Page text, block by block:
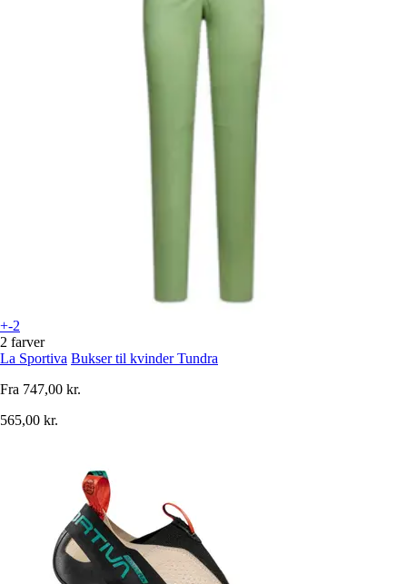
+-2
2 farver
La Sportiva Bukser til kvinder Tundra
Fra 747,00 kr.
565,00 kr.